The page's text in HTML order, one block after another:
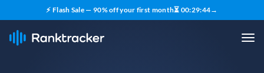
⚡ Flash Sale — 90% off your first month⏳ 00:29:43→